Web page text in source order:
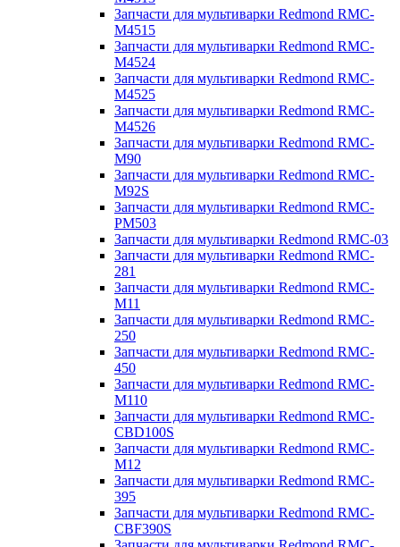
Запчасти для мультиварки Redmond RMC-
M4515
Запчасти для мультиварки Redmond RMC-
M4524
Запчасти для мультиварки Redmond RMC-
M4525
Запчасти для мультиварки Redmond RMC-
M4526
Запчасти для мультиварки Redmond RMC-
M90
Запчасти для мультиварки Redmond RMC-
M92S
Запчасти для мультиварки Redmond RMC-
PM503
Запчасти для мультиварки Redmond RMC-03
Запчасти для мультиварки Redmond RMC-
281
Запчасти для мультиварки Redmond RMC-
M11
Запчасти для мультиварки Redmond RMC-
250
Запчасти для мультиварки Redmond RMC-
450
Запчасти для мультиварки Redmond RMC-
M110
Запчасти для мультиварки Redmond RMC-
CBD100S
Запчасти для мультиварки Redmond RMC-
M12
Запчасти для мультиварки Redmond RMC-
395
Запчасти для мультиварки Redmond RMC-
CBF390S